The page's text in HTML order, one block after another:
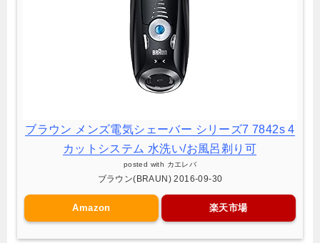
ブラウン メンズ電気シェーバー シリーズ7 7842s 4
カットシステム 水洗い/お風呂剃り可
posted with カエレバ
ブラウン(BRAUN) 2016-09-30
Amazon 楽天市場